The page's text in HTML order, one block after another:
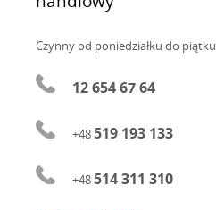
Czynny od poniedziałku do piątku
12 654 67 64
+48519 193 133
+48514 311 310